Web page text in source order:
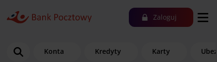
Zaloguj
Konta Kredyty Karty